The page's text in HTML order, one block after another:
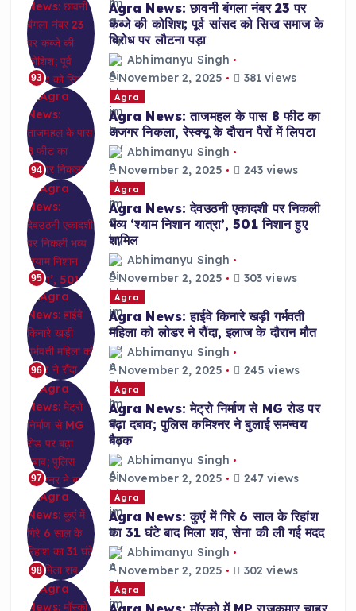
93
Agra News: छावनी बंगला नंबर 23 पर
कब्जे की कोशिश; पूर्व सांसद को सिख समाज के
विरोध पर लौटना पड़ा
Abhimanyu Singh
November 2, 2025
381 views
94
Agra
Agra News: ताजमहल के पास 8 फीट का
अजगर निकला, रेस्क्यू के दौरान पैरों में लिपटा
Abhimanyu Singh
November 2, 2025
243 views
95
Agra
Agra News: देवउठनी एकादशी पर निकली
भव्य ‘श्याम निशान यात्रा’, 501 निशान हुए
शामिल
Abhimanyu Singh
November 2, 2025
303 views
96
Agra
Agra News: हाईवे किनारे खड़ी गर्भवती
महिला को लोडर ने रौंदा, इलाज के दौरान मौत
Abhimanyu Singh
November 2, 2025
245 views
97
Agra
Agra News: मेट्रो निर्माण से MG रोड पर
बढ़ा दबाव; पुलिस कमिश्नर ने बुलाई समन्वय
बैठक
Abhimanyu Singh
November 2, 2025
247 views
98
Agra
Agra News: कुएं में गिरे 6 साल के रिहांश
का 31 घंटे बाद मिला शव, सेना की ली गई मदद
Abhimanyu Singh
November 2, 2025
302 views
Agra